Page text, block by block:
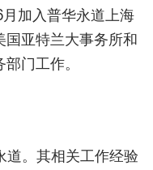
加入普华永道上海
国亚特兰大事务所和
门工作。
道。其相关工作经验